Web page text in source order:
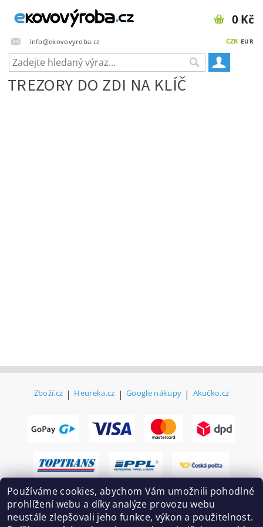
info@ekovovyroba.cz CZK EUR
0 Kč
TREZORY DO ZDI NA KLÍČ
Zboží.cz | Heureka.cz | Google nákupy | Akučko.cz
Používáme cookies, abychom Vám umožnili pohodlné
prohlížení webu a díky analýze provozu webu
neustále zlepšovali jeho funkce, výkon a použitelnost.